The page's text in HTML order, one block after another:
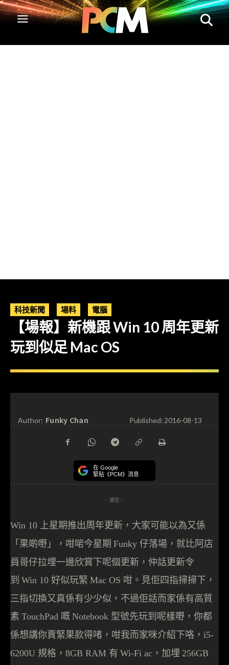
科技新聞 場料 電腦
【場報】新機跟 Win 10 周年更新
玩到似足 Mac OS
Author: Funky Chan Published:2016-08-13
在 Google
緊貼《PCM》消息
- 廣告 -
Win 10 上星期推出周年更新，大家可能以為又係
「果啲嘢」，咁啱今星期 Funky 仔落場，就比阿店
員哥仔拉埋一邊欣賞下呢個更新，仲話更新令
到 Win 10 好似玩緊 Mac OS 咁。見佢四指掃掃下，
三指切換又真係有少少似，不過佢話而家係有高質
素 TouchPad 嘅 Notebook 型號先玩到呢樣嘢，你都
係想講你賣緊果款得啫 ，咁我而家咪介紹下咯， i5-
6200U 規格， 8GB RAM 有 Wi-Fi ac ，加埋 256GB